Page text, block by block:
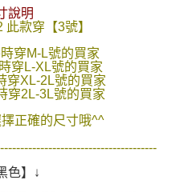
即可結帳。
付款。
」後，將跳轉至「AFTEE先享後付」
後，即可完成結帳。
知簡訊。
款，方視為交易完成。
訂單仍視為有效，需透過AFTEE先享
」之結帳頁面顯示為準，若有關於
)免運費
)免運費
)免運費
說明
款穿【3號】
穿M-L號的買家
穿L-XL號的買家
穿XL-2L號的買家
穿2L-3L號的買家
正確的尺寸哦^^
色】↓